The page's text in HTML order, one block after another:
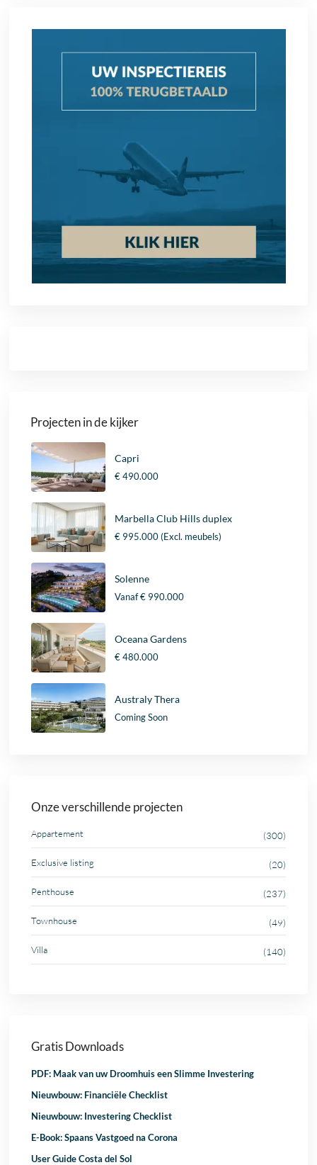
Projecten in de kijker
Capri
€ 490.000
Marbella Club Hills duplex
€ 995.000(Excl. meubels)
Solenne
Vanaf€ 990.000
Oceana Gardens
€ 480.000
Australy Thera
Coming Soon
Onze verschillende projecten
Appartement (300)
Exclusive listing (20)
Penthouse (237)
Townhouse (49)
Villa (140)
Gratis Downloads
PDF: Maak van uw Droomhuis een Slimme Investering
Nieuwbouw: Financiële Checklist
Nieuwbouw: Investering Checklist
E-Book: Spaans Vastgoed na Corona
User Guide Costa del Sol